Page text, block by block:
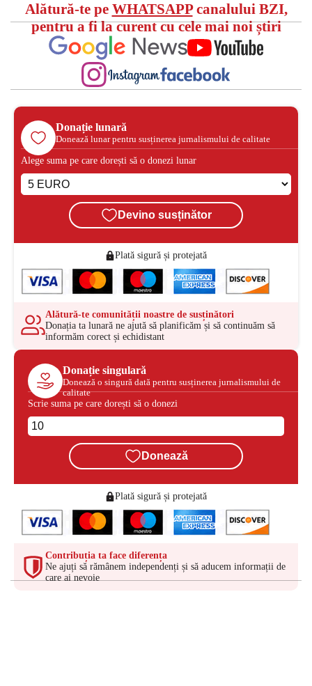
Alătură-te pe WHATSAPPcanalului BZI,
pentru a fi la curent cu cele mai noi știri
Donație lunară
Donează lunar pentru susținerea jurnalismului de calitate
Alege suma pe care dorești să o donezi lunar
Devino susținător
Plată sigură și protejată
Alătură-te comunității noastre de susținători
Donația ta lunară ne ajută să planificăm și să continuăm să
informăm corect și echidistant
Donație singulară
Donează o singură dată pentru susținerea jurnalismului de
calitate
Scrie suma pe care dorești să o donezi
Donează
Plată sigură și protejată
Contribuția ta face diferența
Ne ajuți să rămânem independenți și să aducem informații de
care ai nevoie